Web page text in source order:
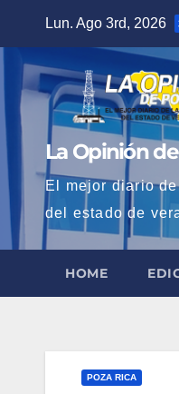
contenido
Lun. Ago 3rd, 2026
La Opinión
El mejor diario
del estado de
HOME
POZA RICA